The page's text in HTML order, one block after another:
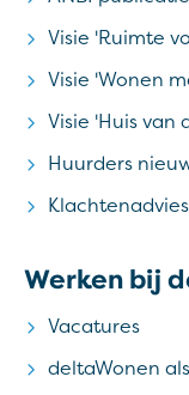
Visie 'Ruimte
Visie 'Wonen
Visie 'Huis van
Huurders
Werken bij
Vacatures
deltaWonen